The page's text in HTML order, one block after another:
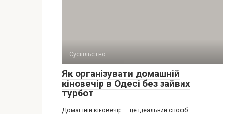
Суспільство
Як організувати домашній
кіновечір в Одесі без зайвих
турбот
Домашній кіновечір — це ідеальний спосіб